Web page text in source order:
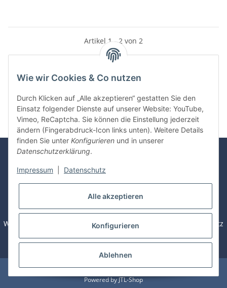
Artikel 1 - 2 von 2
Widerrufsbelehrung / Muster - Widerrufsformular
Datenschutz
Batteriegesetzhinweise
© Dictation-Tools
Powered byJTL-Shop
Wie wir Cookies & Co nutzen
Durch Klicken auf „Alle akzeptieren“ gestatten Sie den
Einsatz folgender Dienste auf unserer Website: YouTube,
Vimeo, ReCaptcha. Sie können die Einstellung jederzeit
ändern (Fingerabdruck-Icon links unten). Weitere Details
finden Sie unter Konfigurieren und in unserer
Datenschutzerklärung.
Impressum Datenschutz
Alle akzeptieren
Konfigurieren
Ablehnen